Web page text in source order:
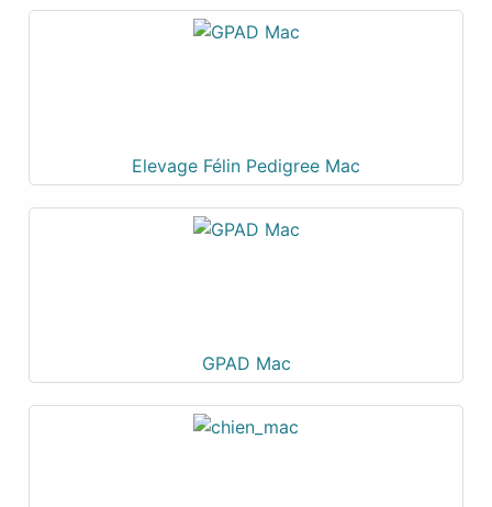
Elevage Félin Pedigree Mac
GPAD Mac